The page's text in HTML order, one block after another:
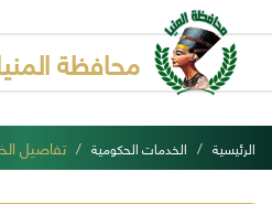
محافظة
الرئيسية الخدمات الحكومية تفاصيل